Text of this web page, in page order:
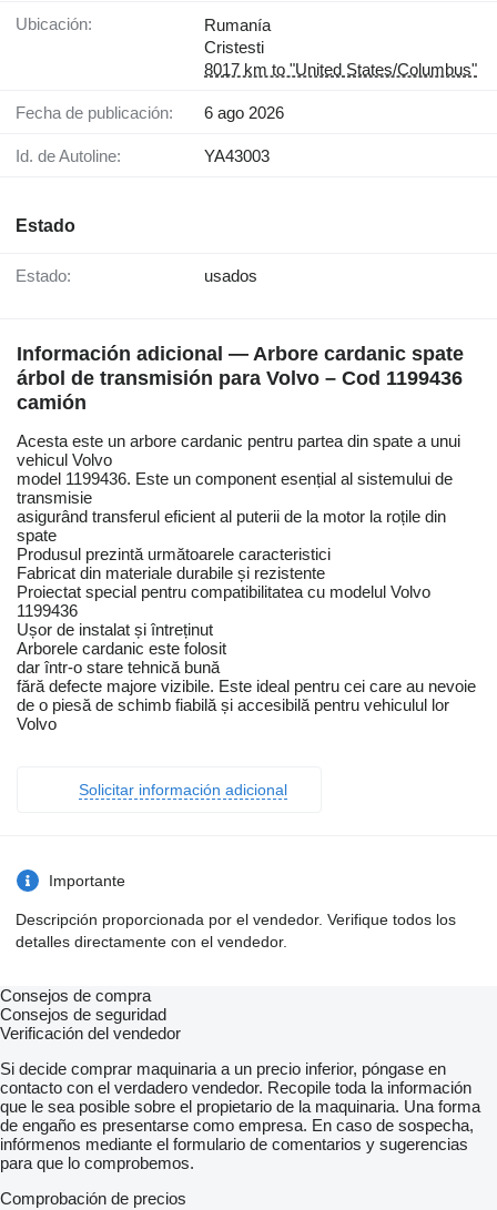
Ubicación:
Rumanía
Cristesti
8017 km to "United States/Columbus"
Fecha de publicación: 6 ago 2026
Id. de Autoline: YA43003
Estado
Estado: usados
Información adicional — Arbore cardanic spate
árbol de transmisión para Volvo – Cod 1199436
camión
Acesta este un arbore cardanic pentru partea din spate a unui
vehicul Volvo
model 1199436. Este un component esențial al sistemului de
transmisie
asigurând transferul eficient al puterii de la motor la roțile din
spate
Produsul prezintă următoarele caracteristici
Fabricat din materiale durabile și rezistente
Proiectat special pentru compatibilitatea cu modelul Volvo
1199436
Ușor de instalat și întreținut
Arborele cardanic este folosit
dar într-o stare tehnică bună
fără defecte majore vizibile. Este ideal pentru cei care au nevoie
de o piesă de schimb fiabilă și accesibilă pentru vehiculul lor
Volvo
Solicitar información adicional
Importante
Descripción proporcionada por el vendedor. Verifique todos los
detalles directamente con el vendedor.
Consejos de compra
Consejos de seguridad
Verificación del vendedor
Si decide comprar maquinaria a un precio inferior, póngase en
contacto con el verdadero vendedor. Recopile toda la información
que le sea posible sobre el propietario de la maquinaria. Una forma
de engaño es presentarse como empresa. En caso de sospecha,
infórmenos mediante el formulario de comentarios y sugerencias
para que lo comprobemos.
Comprobación de precios